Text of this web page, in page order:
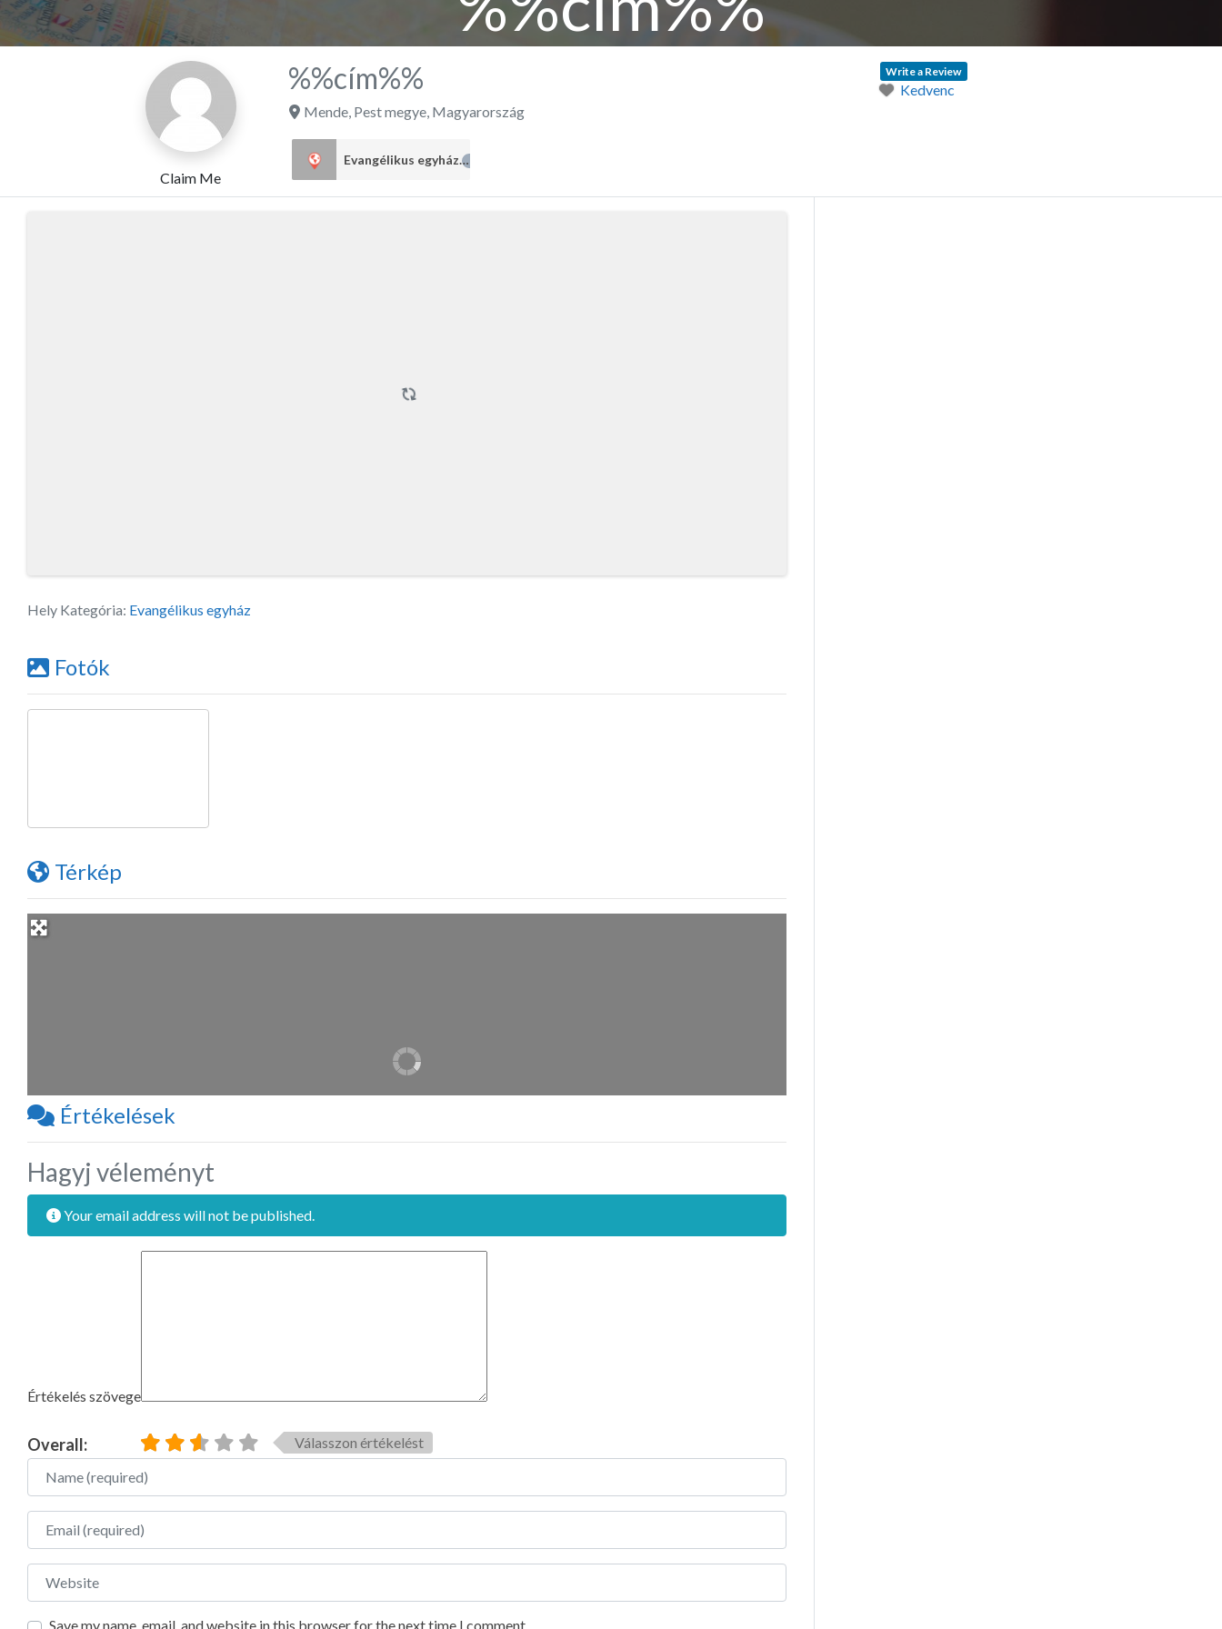
Claim Me
%%cím%%
Mende, Pest megye, Magyarország
Evangélikus egyház
Write a Review
Kedvenc
Hely Kategória: Evangélikus egyház
Fotók
Térkép
Értékelések
Hagyj véleményt
Your email address will not be published.
Értékelés szövege
Overall:
Válasszon értékelést
Name
Email
Website
Save my name, email, and website in this browser for the next time I comment.